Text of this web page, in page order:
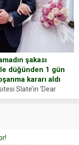
(66) ölümden döndü.
ellerinde yanıklar
kâbus dolu anları
bağlı...
şakası
düğünden 1 gün
kararı aldı
Slate’in ‘Dear
isimli tavsiye köşesine
için düğünden...